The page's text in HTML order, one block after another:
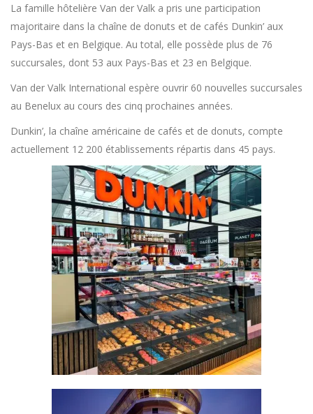
La famille hôtelière Van der Valk a pris une participation
majoritaire dans la chaîne de donuts et de cafés Dunkin’ aux
Pays-Bas et en Belgique. Au total, elle possède plus de 76
succursales, dont 53 aux Pays-Bas et 23 en Belgique.
Van der Valk International espère ouvrir 60 nouvelles succursales
au Benelux au cours des cinq prochaines années.
Dunkin’, la chaîne américaine de cafés et de donuts, compte
actuellement 12 200 établissements répartis dans 45 pays.